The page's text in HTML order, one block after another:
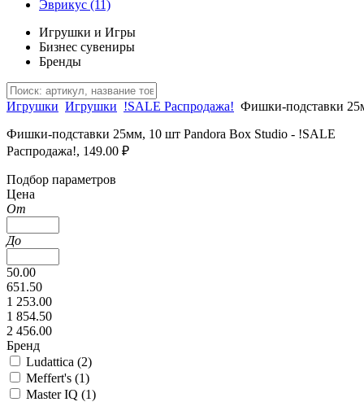
Эврикус (11)
Игрушки и Игры
Бизнес сувениры
Бренды
Игрушки Игрушки !SALE Распродажа! Фишки-подставки
Фишки-подставки 25мм, 10 шт Pandora Box Studio - !SALE
Распродажа!, 149.00 ₽
Подбор параметров
Цена
От
До
50.00
651.50
1 253.00
1 854.50
2 456.00
Бренд
Ludattica (2)
Meffert's (1)
Master IQ (1)